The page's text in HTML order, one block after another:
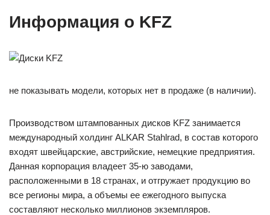
Информация о KFZ
не показывать модели, которых нет в продаже (в наличии).
Производством штампованных дисков KFZ занимается
международный холдинг ALKAR Stahlrad, в состав которого
входят швейцарские, австрийские, немецкие предприятия.
Данная корпорация владеет 35-ю заводами,
расположенными в 18 странах, и отгружает продукцию во
все регионы мира, а объемы ее ежегодного выпуска
составляют несколько миллионов экземпляров.